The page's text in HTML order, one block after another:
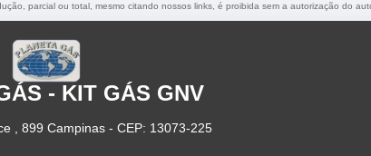
parcial ou total, mesmo citando nossos links, é proibida sem a autorização do
- KIT GÁS GNV
, 899 Campinas - CEP: 13073-225